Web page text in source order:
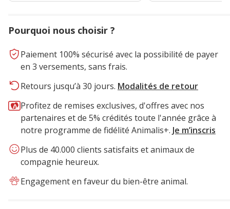
Pourquoi nous choisir ?
Paiement 100% sécurisé avec la possibilité de payer
en 3 versements, sans frais.
Retours jusqu’à 30 jours. Modalités de retour
Profitez de remises exclusives, d'offres avec nos
partenaires et de 5% crédités toute l'année grâce à
notre programme de fidélité Animalis+. Je m’inscris
Plus de 40.000 clients satisfaits et animaux de
compagnie heureux.
Engagement en faveur du bien-être animal.